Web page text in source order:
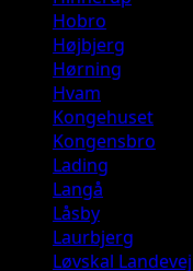
Hobro
Højbjerg
Hørning
Hvam
Kongehuset
Kongensbro
Lading
Langå
Låsby
Laurbjerg
Løvskal Landevej